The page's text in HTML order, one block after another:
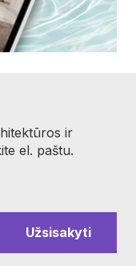
ir
el. paštu.